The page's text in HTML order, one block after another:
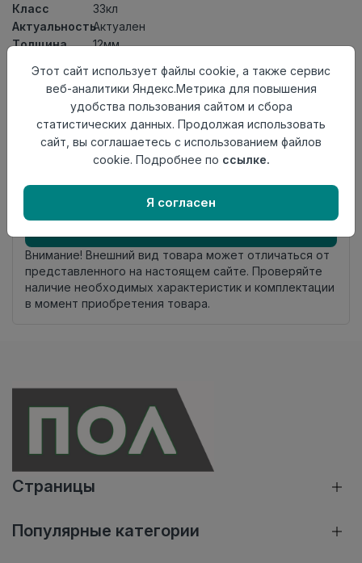
Класс
33кл
АктуальностьАктуален
Толщина
12мм
доски
1380×159мм
Теплый пол
до +27 градусов
4V
Замок
Twin Click
Страна
происхождения
Россия
Внимание! Внешний вид товара может отличаться от
представленного на настоящем сайте. Проверяйте
наличие необходимых характеристик и комплектации
в момент приобретения товара.
Страницы
Популярные категории
Этот сайт использует файлы cookie, а также сервис
веб-аналитики Яндекс.Метрика для повышения
удобства пользования сайтом и сбора
статистических данных. Продолжая использовать
сайт, вы соглашаетесь с использованием файлов
cookie. Подробнее по ссылке.
Я согласен